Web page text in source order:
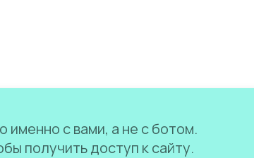
с вами, а не с ботом.
получить доступ к сайту.